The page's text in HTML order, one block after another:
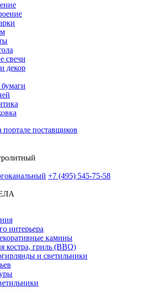
свечи
декор
портале поставщиков
+7 (495) 545-75-58
интерьера
камины
костра, гриль (BBQ)
и светильники